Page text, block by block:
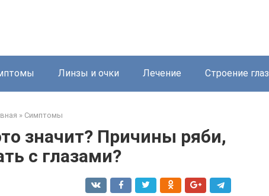
Линзы и очки Лечение Строение глаз
» Симптомы
значит? Причины ряби,
с глазами?